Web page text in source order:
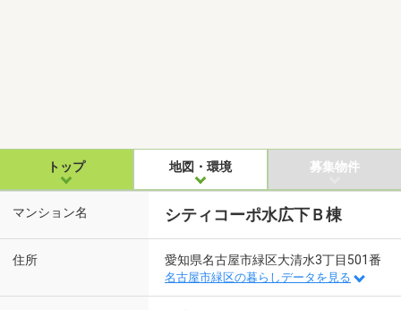
トップ 地図・環境 募集物件
マンション名 シティコーポ水広下Ｂ棟
住所 愛知県名古屋市緑区大清水3丁目501番
名古屋市緑区の暮らしデータを見る